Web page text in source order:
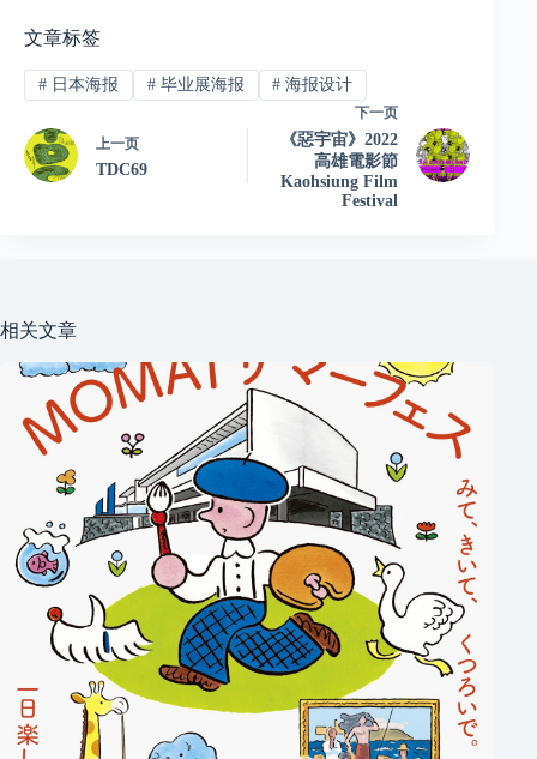
文章标签
#日本海报 #毕业展海报 # 海报设计
上一页
TDC69
下一页
《惡宇宙》2022
高雄電影節
Kaohsiung Film
Festival
相关文章